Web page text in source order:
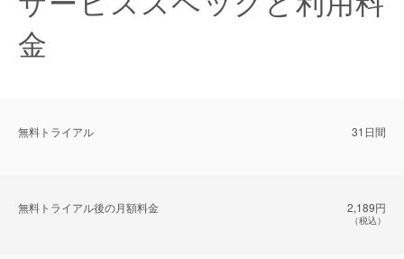
金
無料トライアル 31日間
無料トライアル後の⽉額料金 2,189円
（税込）